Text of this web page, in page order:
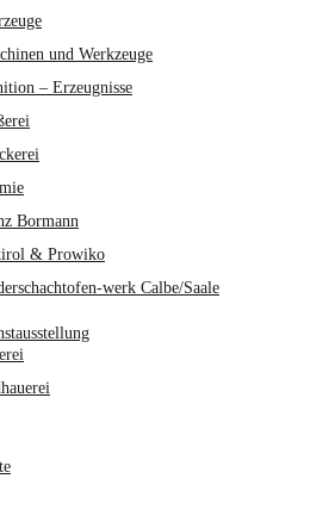
und Werkzeuge
– Erzeugnisse
Bormann
& Prowiko
werk Calbe/Saale